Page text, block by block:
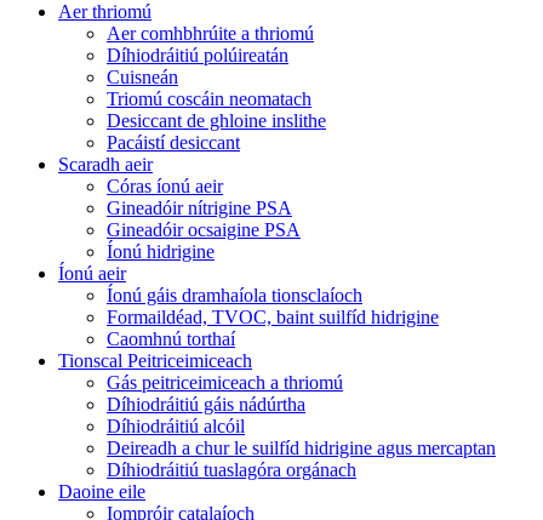
Aer thriomú
Aer comhbhrúite a thriomú
Díhiodráitiú polúireatán
Cuisneán
Triomú coscáin neomatach
Desiccant de ghloine inslithe
Pacáistí desiccant
Scaradh aeir
Córas íonú aeir
Gineadóir nítrigine PSA
Gineadóir ocsaigine PSA
Íonú hidrigine
Íonú aeir
Íonú gáis dramhaíola tionsclaíoch
Formaildéad, TVOC, baint suilfíd hidrigine
Caomhnú torthaí
Tionscal Peitriceimiceach
Gás peitriceimiceach a thriomú
Díhiodráitiú gáis nádúrtha
Díhiodráitiú alcóil
Deireadh a chur le suilfíd hidrigine agus mercaptan
Díhiodráitiú tuaslagóra orgánach
Daoine eile
Iompróir catalaíoch